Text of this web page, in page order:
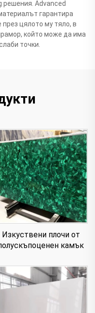
решения. Advanced
гарантира
цялото му тяло, в
който може да има
точки.
Изкуствени плочи от
камък